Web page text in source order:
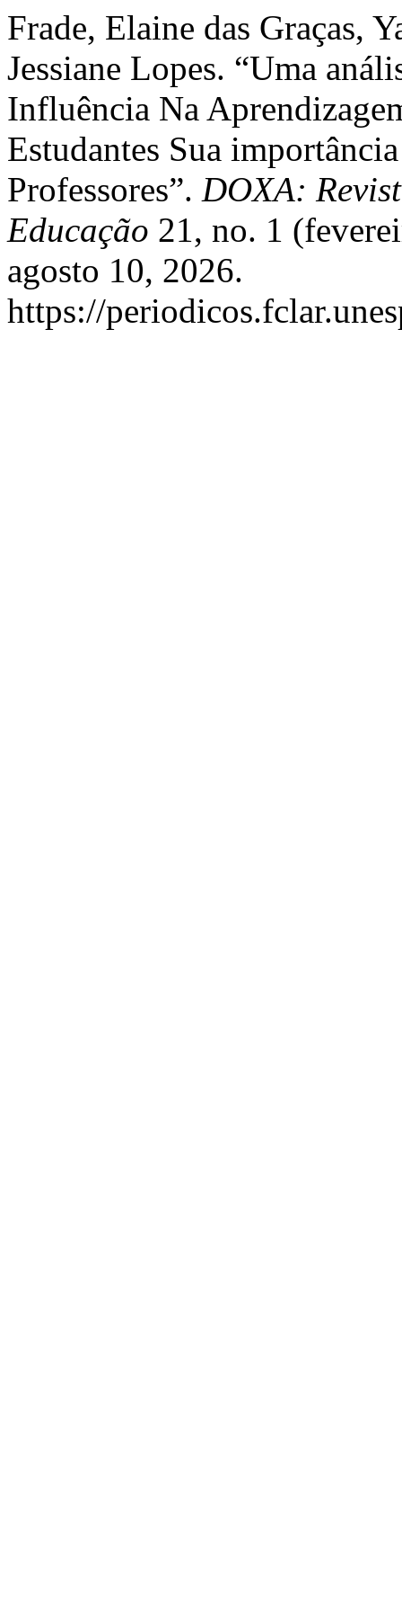
Frade, Elaine das Graças,
Jessiane Lopes. “Uma
Influência Na
Estudantes Sua
Professores”. DOXA:
Educação 21, no. 1
agosto 10, 2026.
https://